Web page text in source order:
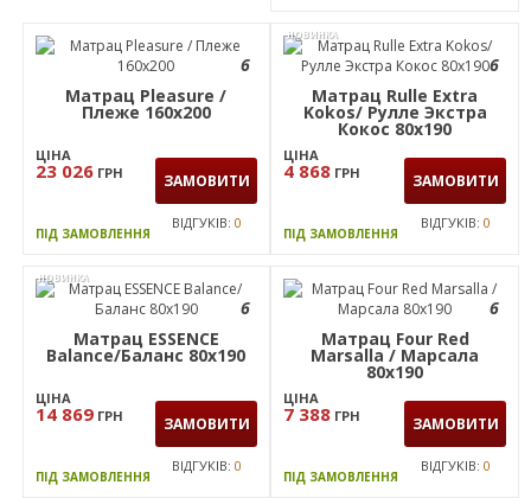
6
Матрац Pleasure /
Плеже 160x200
ЦІНА
23 026 ГРН ЗАМОВИТИ
ПІД ЗАМОВЛЕННЯ
ВІДГУКІВ:0
НОВИНКА
6
Матрац Rulle Extra
Kokos/ Рулле Экстра
Кокос 80х190
ЦІНА
4 868 ГРН ЗАМОВИТИ
ПІД ЗАМОВЛЕННЯ
ВІДГУКІВ: 0
НОВИНКА
6
Матрац ESSENCE
Balance/Баланс 80х190
ЦІНА
14 869 ГРН ЗАМОВИТИ
ПІД ЗАМОВЛЕННЯ
ВІДГУКІВ:0
6
Матрац Four Red
Marsalla / Марсала
80х190
ЦІНА
7 388 ГРН ЗАМОВИТИ
ПІД ЗАМОВЛЕННЯ
ВІДГУКІВ: 0